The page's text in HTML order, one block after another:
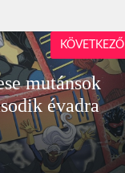
mutánsok
évadra
KÖVETKEZŐ